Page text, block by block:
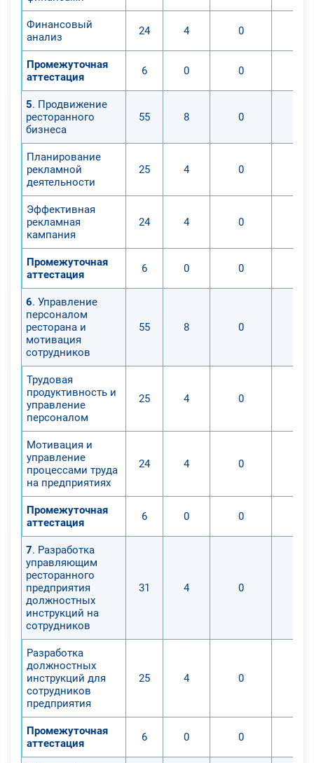
Финансовый
анализ
24 4 0
Промежуточная
аттестация
6 0 0
5. Продвижение
ресторанного
бизнеса
55 8 0
Планирование
рекламной
деятельности
25 4 0
Эффективная
рекламная
кампания
24 4 0
Промежуточная
аттестация
6 0 0
6. Управление
персоналом
ресторана и
мотивация
сотрудников
55 8 0
Трудовая
продуктивность и
управление
персоналом
25 4 0
Мотивация и
управление
процессами труда
на предприятиях
24 4 0
Промежуточная
аттестация
6 0 0
7. Разработка
управляющим
ресторанного
предприятия
должностных
инструкций на
сотрудников
31 4 0
Разработка
должностных
инструкций для
сотрудников
предприятия
25 4 0
Промежуточная
аттестация
6 0 0